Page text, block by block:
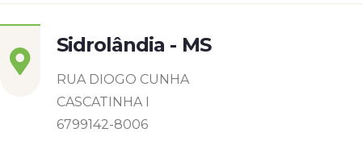
Sidrolândia - MS
RUA DIOGO CUNHA
CASCATINHA I
6799142-8006